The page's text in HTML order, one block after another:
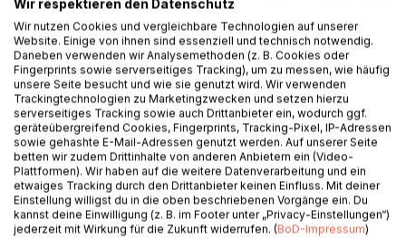
BESCHREIBUNG
Das Vorgebirge ist eine rheinische Region, die trotz der
Nähe zu den Zentren Köln und Bonn literarisch im
Verborgenen liegt. Das Gebiet der Hügel über der
Rheinebene ist eine besondere lyrische Landschaft am
Rande der Kölner Bucht. Durch die Besonderheit des
langgestreckten fruchtbaren Höhenzugs und durch die
kulturelle und sprachliche Gemeinsamkeit seiner Bewohner
hat das Vorgebirge eine Eigenständigkeit bewahrt, die sich
einer Einordnung in das nähere Umfeld der großen Städte
Wir respektieren den Datenschutz
Wir nutzen Cookies und vergleichbare Technologien auf unserer
Website. Einige von ihnen sind essenziell und technisch notwendig.
Daneben verwenden wir Analysemethoden (z. B. Cookies oder
Fingerprints sowie serverseitiges Tracking), um zu messen, wie häufig
unsere Seite besucht und wie sie genutzt wird. Wir verwenden
Trackingtechnologien zu Marketingzwecken und setzen hierzu
serverseitiges Tracking sowie auch Drittanbieter ein, wodurch ggf.
geräteübergreifend Cookies, Fingerprints, Tracking-Pixel, IP-Adressen
sowie gehashte E-Mail-Adressen genutzt werden. Auf unserer Seite
betten wir zudem Drittinhalte von anderen Anbietern ein (Video-
Plattformen). Wir haben auf die weitere Datenverarbeitung und ein
etwaiges Tracking durch den Drittanbieter keinen Einfluss. Mit deiner
Einstellung willigst du in die oben beschriebenen Vorgänge ein. Du
kannst deine Einwilligung (z. B. im Footer unter „Privacy-Einstellungen“)
jederzeit mit Wirkung für die Zukunft widerrufen. (BoD-Impressum)